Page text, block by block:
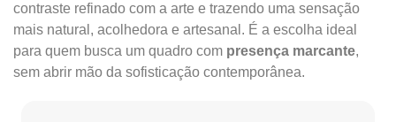
contraste refinado com a arte e trazendo uma sensação
mais natural, acolhedora e artesanal. É a escolha ideal
para quem busca um quadro com presença marcante,
sem abrir mão da sofisticação contemporânea.